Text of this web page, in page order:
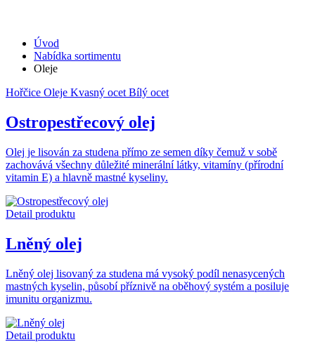
Úvod
Nabídka sortimentu
Oleje
Hořčice Oleje Kvasný ocet Bílý ocet
Ostropestřecový olej
Olej je lisován za studena přímo ze semen díky čemuž v sobě
zachovává všechny důležité minerální látky, vitamíny (přírodní
vitamin E) a hlavně mastné kyseliny.
Detail produktu
Lněný olej
Lněný olej lisovaný za studena má vysoký podíl nenasycených
mastných kyselin, působí příznivě na oběhový systém a posiluje
imunitu organizmu.
Detail produktu